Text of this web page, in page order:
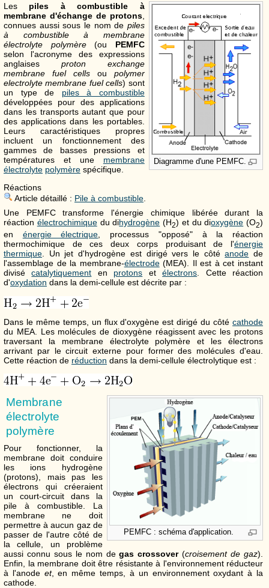
Diagramme d'une PEMFC.
Les piles à combustible à
membrane d'échange de protons,
connues aussi sous le nom de piles
à combustible à membrane
électrolyte polymère(ou PEMFC
selon l'acronyme des expressions
anglaises proton exchange
membrane fuel cellsou polymer
electrolyte membrane fuel cells) sont
un type de piles à combustible
développées pour des applications
dans les transports autant que pour
des applications dans les portables.
Leurs caractéristiques propres
incluent un fonctionnement des
gammes de basses pressions et
températures et une membrane
électrolyte polymère spécifique.
Réactions
Article détaillé : Pile à combustible.
Une PEMFC transforme l'énergie chimique libérée durant la
réaction électrochimiquedu dihydrogène (H2) et du dioxygène (O2)
en énergie électrique , processus "opposé" à la réaction
thermochimique de ces deux corps produisant de l'énergie
thermique . Un jet d'hydrogène est dirigé vers le côtéanode de
l'assemblage de la membrane-électrode(MEA). Il est à cet instant
divisécatalytiquement en protons etélectrons . Cette réaction
d'oxydation dans la demi-cellule est décrite par :
Dans le même temps, un flux d'oxygène est dirigé du côté cathode
du MEA. Les molécules de dioxygène réagissent avec les protons
traversant la membrane électrolyte polymère et les électrons
arrivant par le circuit externe pour former des molécules d'eau.
Cette réaction de réduction dans la demi-cellule électrolytique est :
PEMFC : schéma d'application.
Membrane
électrolyte
polymère
Pour fonctionner, la
membrane doit conduire
les ions hydrogène
(protons), mais pas les
électrons qui créeraient
un court-circuit dans la
pile à combustible. La
membrane ne doit
permettre à aucun gaz de
passer de l'autre côté de
la cellule, un problème
aussi connu sous le nom degas crossover(croisement de gaz).
Enfin, la membrane doit être résistante à l'environnement réducteur
à l'anode et, en même temps, à un environnement oxydant à la
cathode.